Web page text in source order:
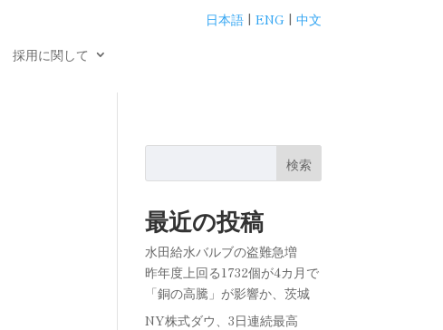
日本語| ENG| 中文
採用に関して
検索
最近の投稿
水田給水バルブの盗難急増
昨年度上回る1732個が4カ月で
「銅の高騰」が影響か、茨城
NY株式ダウ、3日連続最高